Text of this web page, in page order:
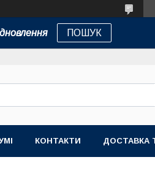
ПОШУК
КОНТАКТИ ДОСТАВКА